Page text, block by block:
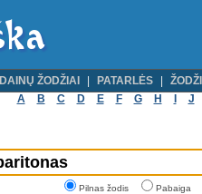
DAINŲ ŽODŽIAI PATARLĖS
A
B C D E F G H J
Pilnas žodis Pabaiga